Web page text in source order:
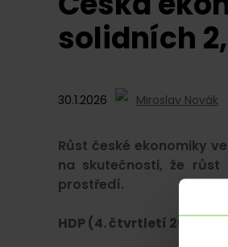
solidních
30.1.2026 Miroslav Novák
Růst české ekonomiky
na skutečnosti, že
prostředí.
HDP (4. čtvrtletí 2025) -